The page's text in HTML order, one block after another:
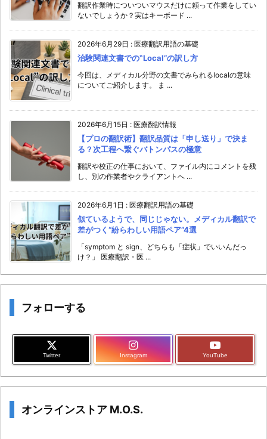
翻訳作業時についついマウスだけに頼って作業をしてい
ないでしょうか？実はキーボード ...
2026年6月29日 : 医療翻訳用語の基礎
治験関連文書での‟Local”の訳し方
今回は、メディカル分野の文書でみられるlocalの意味
についてご紹介します。 ま ...
2026年6月15日 : 医療翻訳情報
【プロの翻訳術】翻訳品質は「申し送り」で決ま
る？次工程へ繋ぐバトンパスの極意
翻訳や校正の仕事において、ファイル内にコメントを残
し、別の作業者やクライアントへ ...
2026年6月1日 : 医療翻訳用語の基礎
似ているようで、同じじゃない。メディカル翻訳で
差がつく“紛らわしい用語ペア”4選
「symptom と sign、どちらも「症状」でいいんだっ
け？」 医療翻訳・医 ...
フォローする
Twitter Instagram YouTube
オンラインストア M.O.S.